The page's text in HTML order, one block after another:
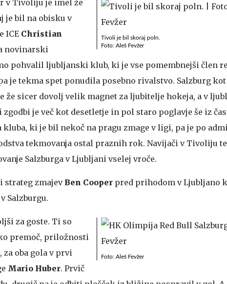
Tivoli je bil skoraj poln.
Foto: Aleš Fevžer
v Tivoliju je imel že
je bil na obisku v
ICE Christian
novinarski
pohvalil ljubljanski klub, ki je vse pomembnejši člen
je tekma spet ponudila posebno rivalstvo. Salzburg
že sicer dovolj velik magnet za ljubitelje hokeja, a v
je več kot desetletje in pol staro poglavje še iz
kluba, ki je bil nekoč na pragu zmage v ligi, pa je po
tekmovanja ostal praznih rok. Navijači v Tivoliju
Salzburga v Ljubljani vselej vroče.
strateg zmajevBen Cooper pred prihodom v Ljubljano
Salzburgu.
Foto: Aleš Fevžer
za goste. Ti so
premoč, priložnosti
oba gola v prvi
Mario Huber. Prvič